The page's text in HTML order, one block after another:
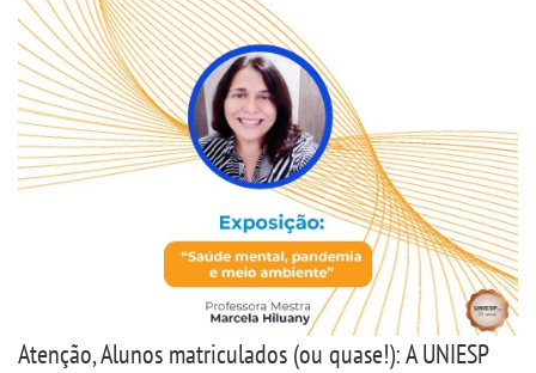
Atenção, Alunos matriculados (ou quase!): A UNIESP